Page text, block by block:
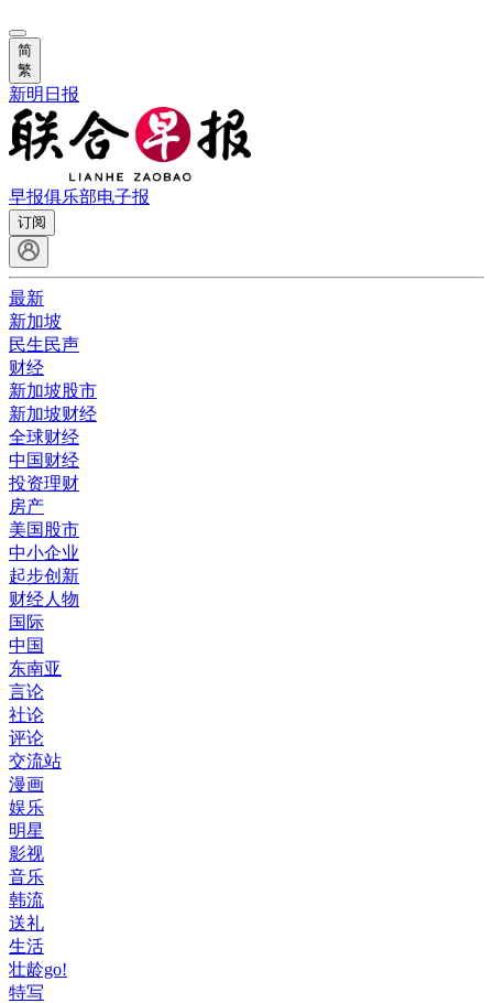
简
繁
新明日报
早报俱乐部电子报
订阅
最新
新加坡
民生民声
财经
新加坡股市
新加坡财经
全球财经
中国财经
投资理财
房产
美国股市
中小企业
起步创新
财经人物
国际
中国
东南亚
言论
社论
评论
交流站
漫画
娱乐
明星
影视
音乐
韩流
送礼
生活
壮龄go!
特写